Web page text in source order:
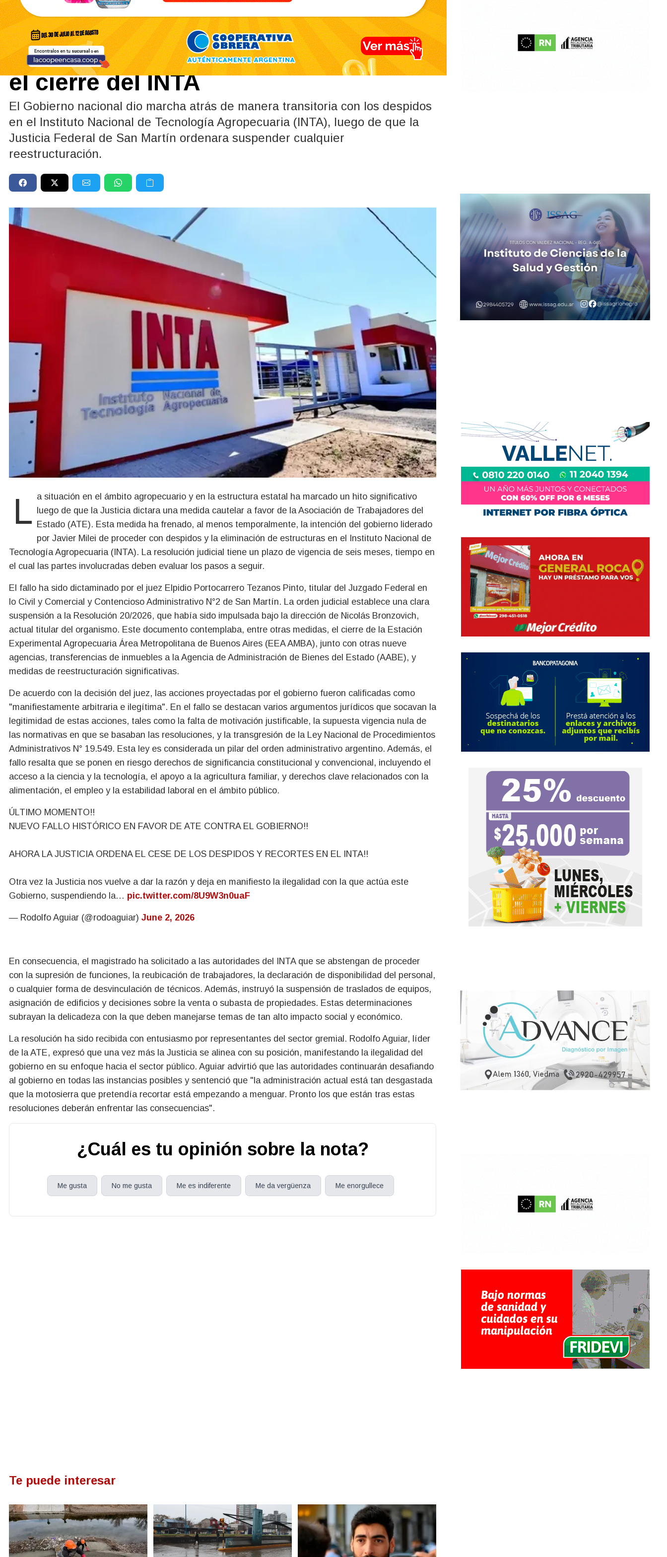
Actualidad
03/06/2026
La Justicia suspendió los despidos y
el cierre del INTA
El Gobierno nacional dio marcha atrás de manera transitoria con los despidos
en el Instituto Nacional de Tecnología Agropecuaria (INTA), luego de que la
Justicia Federal de San Martín ordenara suspender cualquier
reestructuración.
La situación en el ámbito agropecuario y en la estructura estatal ha marcado un hito significativo luego de que la Justicia dictara una medida cautelar a favor de la Asociación de Trabajadores del
Estado (ATE). Esta medida ha frenado, al menos temporalmente, la intención del gobierno liderado
por Javier Milei de proceder con despidos y la eliminación de estructuras en el Instituto Nacional de
Tecnología Agropecuaria (INTA). La resolución judicial tiene un plazo de vigencia de seis meses, tiempo en
el cual las partes involucradas deben evaluar los pasos a seguir.
El fallo ha sido dictaminado por el juez Elpidio Portocarrero Tezanos Pinto, titular del Juzgado Federal en
lo Civil y Comercial y Contencioso Administrativo N°2 de San Martín. La orden judicial establece una clara
suspensión a la Resolución 20/2026, que había sido impulsada bajo la dirección de Nicolás Bronzovich,
actual titular del organismo. Este documento contemplaba, entre otras medidas, el cierre de la Estación
Experimental Agropecuaria Área Metropolitana de Buenos Aires (EEA AMBA), junto con otras nueve
agencias, transferencias de inmuebles a la Agencia de Administración de Bienes del Estado (AABE), y
medidas de reestructuración significativas.
De acuerdo con la decisión del juez, las acciones proyectadas por el gobierno fueron calificadas como
"manifiestamente arbitraria e ilegítima". En el fallo se destacan varios argumentos jurídicos que socavan la
legitimidad de estas acciones, tales como la falta de motivación justificable, la supuesta vigencia nula de
las normativas en que se basaban las resoluciones, y la transgresión de la Ley Nacional de Procedimientos
Administrativos N° 19.549. Esta ley es considerada un pilar del orden administrativo argentino. Además, el
fallo resalta que se ponen en riesgo derechos de significancia constitucional y convencional, incluyendo el
acceso a la ciencia y la tecnología, el apoyo a la agricultura familiar, y derechos clave relacionados con la
alimentación, el empleo y la estabilidad laboral en el ámbito público.
ÚLTIMO MOMENTO!!
NUEVO FALLO HISTÓRICO EN FAVOR DE ATE CONTRA EL GOBIERNO!!
AHORA LA JUSTICIA ORDENA EL CESE DE LOS DESPIDOS Y RECORTES EN EL INTA!!
Otra vez la Justicia nos vuelve a dar la razón y deja en manifiesto la ilegalidad con la que actúa este
Gobierno, suspendiendo la… pic.twitter.com/8U9W3n0uaF
— Rodolfo Aguiar (@rodoaguiar) June 2, 2026
En consecuencia, el magistrado ha solicitado a las autoridades del INTA que se abstengan de proceder
con la supresión de funciones, la reubicación de trabajadores, la declaración de disponibilidad del personal,
o cualquier forma de desvinculación de técnicos. Además, instruyó la suspensión de traslados de equipos,
asignación de edificios y decisiones sobre la venta o subasta de propiedades. Estas determinaciones
subrayan la delicadeza con la que deben manejarse temas de tan alto impacto social y económico.
La resolución ha sido recibida con entusiasmo por representantes del sector gremial. Rodolfo Aguiar, líder
de la ATE, expresó que una vez más la Justicia se alinea con su posición, manifestando la ilegalidad del
gobierno en su enfoque hacia el sector público. Aguiar advirtió que las autoridades continuarán desafiando
al gobierno en todas las instancias posibles y sentenció que "la administración actual está tan desgastada
que la motosierra que pretendía recortar está empezando a menguar. Pronto los que están tras estas
resoluciones deberán enfrentar las consecuencias".
¿Cuál es tu opinión sobre la nota?
Me gusta No me gusta Me es indiferente Me da vergüenza Me enorgullece
Te puede interesar